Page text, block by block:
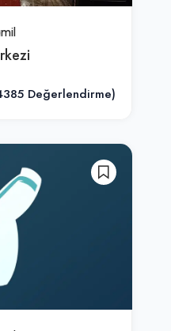
Değerlendirme)